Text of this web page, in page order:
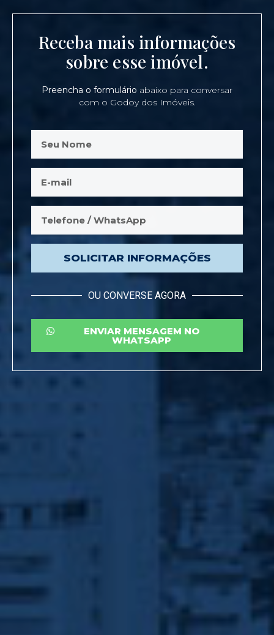
Receba mais informações
sobre esse imóvel.
Preencha o formulário abaixo para conversar
com o Godoy dos Imóveis.
SOLICITAR INFORMAÇÕES
OU CONVERSE AGORA
ENVIAR MENSAGEM NO
WHATSAPP